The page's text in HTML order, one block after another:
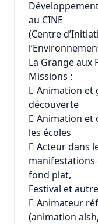
au CINE
(Centre
La Grange aux
Missions :
 Animation et
découverte
 Animation et
les écoles
 Acteur dans
manifestations
fond plat,
Festival et
 Animateur
(animation